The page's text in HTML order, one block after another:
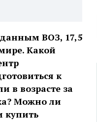
ВОЗ, 17,5
Какой
к
в возрасте за
Можно ли
купить